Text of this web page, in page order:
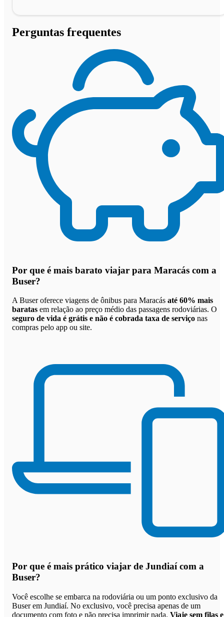
Perguntas frequentes
Por que é mais barato viajar para Maracás com a
Buser?
A Buser oferece viagens de ônibus para Maracás até 60% mais
baratas em relação ao preço médio das passagens rodoviárias. O
seguro de vida é grátis e não é cobrada taxa de serviço nas
compras pelo app ou site.
Por que é mais prático viajar de Jundiaí com a
Buser?
Você escolhe se embarca na rodoviária ou um ponto exclusivo da
Buser em Jundiaí. No exclusivo, você precisa apenas de um
documento com foto e não precisa imprimir nada. Viaje sem filas e